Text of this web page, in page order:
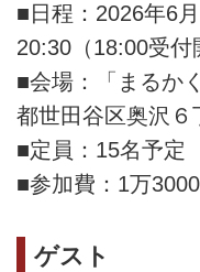
■日程：2026年6
20:30（18:00受付
■会場：「まるか
都世田谷区奥沢６
■定員：15名予定
■参加費：1万3000
ゲスト